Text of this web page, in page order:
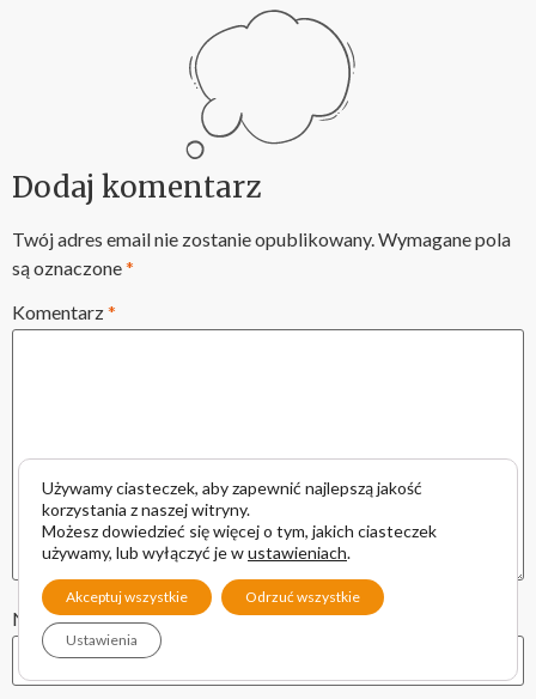
Dodaj komentarz
Twój adres email nie zostanie opublikowany.Wymagane pola
są oznaczone*
Komentarz*
Nazwa
Używamy ciasteczek, aby zapewnić najlepszą jakość
korzystania z naszej witryny.
Możesz dowiedzieć się więcej o tym, jakich ciasteczek
używamy, lub wyłączyć je wustawieniach.
Akceptuj wszystkie Odrzuć wszystkie
Ustawienia